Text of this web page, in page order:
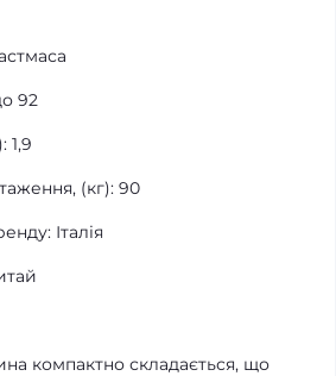
92
1,9
(кг): 90
Італія
компактно складається, що